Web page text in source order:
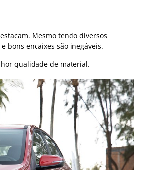
Mesmo tendo diversos
bons encaixes são inegáveis.
qualidade de material.